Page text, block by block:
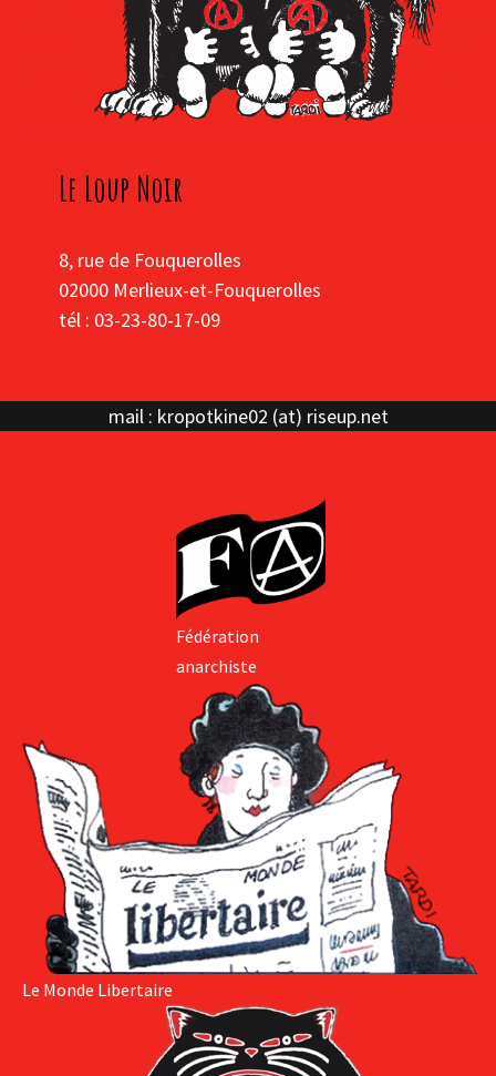
Le Loup Noir
8, rue de Fouquerolles
02000 Merlieux-et-Fouquerolles
tél : 03-23-80-17-09
mail : kropotkine02 (at) riseup.net
Fédération
anarchiste
Le Monde Libertaire